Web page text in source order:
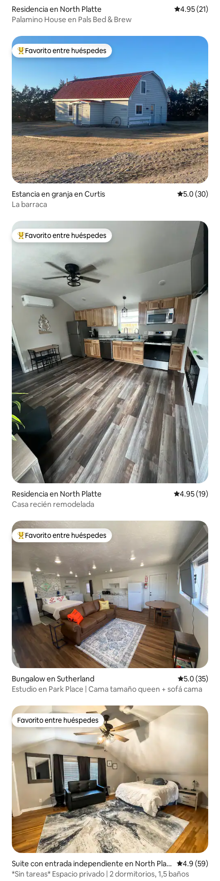
Residencia en North Platte Calificación
4.95 (21)
Palamino House en Pals Bed & Brew
De los mejores en Favorito entre huéspedes
Favorito entre huéspedes
Estancia en granja en Curtis Calificación
5.0 (30)
La barraca
De los mejores en Favorito entre huéspedes
Favorito entre huéspedes
Residencia en North Platte Calificación
4.95 (19)
Casa recién remodelada
De los mejores en Favorito entre huéspedes
Favorito entre huéspedes
Bungalow en Sutherland Calificación
5.0 (35)
Estudio en Park Place | Cama tamaño queen + sofá cama
Favorito entre huéspedes
Favorito entre huéspedes
Suite con entrada independiente en North Platt
e
Calificación
4.9 (59)
*Sin tareas* Espacio privado | 2 dormitorios, 1,5 baños